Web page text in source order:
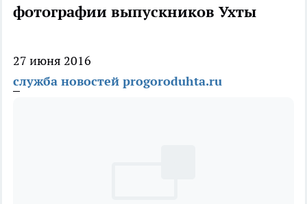
фотографии выпускников Ухты
27 июня 2016
служба новостей progoroduhta.ru